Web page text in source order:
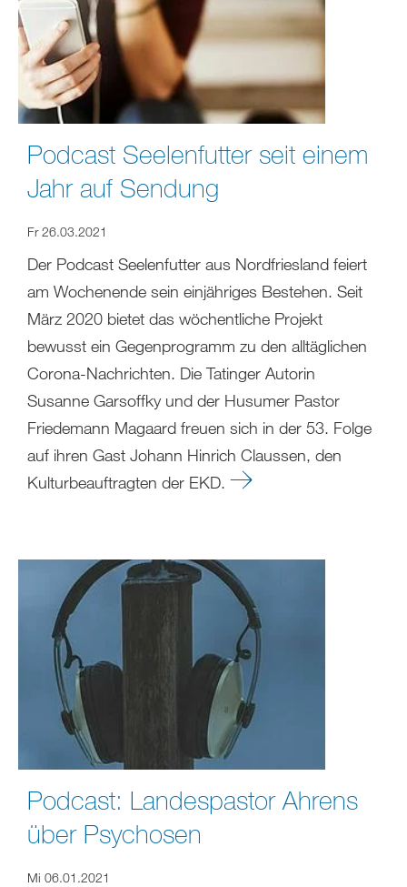
Podcast Seelenfutter seit einem
Jahr auf Sendung
Fr 26.03.2021
Der Podcast Seelenfutter aus Nordfriesland feiert
am Wochenende sein einjähriges Bestehen. Seit
März 2020 bietet das wöchentliche Projekt
bewusst ein Gegenprogramm zu den alltäglichen
Corona-Nachrichten. Die Tatinger Autorin
Susanne Garsoffky und der Husumer Pastor
Friedemann Magaard freuen sich in der 53. Folge
auf ihren Gast Johann Hinrich Claussen, den
Kulturbeauftragten der EKD.
Podcast: Landespastor Ahrens
über Psychosen
Mi 06.01.2021